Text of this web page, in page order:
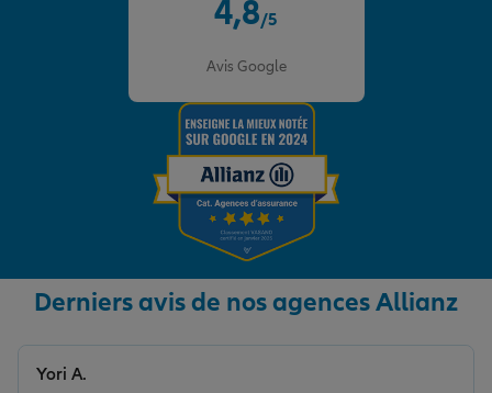
4,8/5
Avis Google
Derniers avis de nos agences Allianz
Yori A.